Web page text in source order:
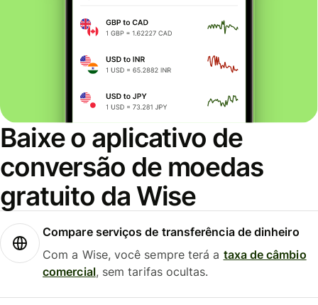
Baixe o aplicativo de
conversão de moedas
gratuito da Wise
Compare serviços de transferência de dinheiro
Com a Wise, você sempre terá a taxa de câmbio
comercial, sem tarifas ocultas.